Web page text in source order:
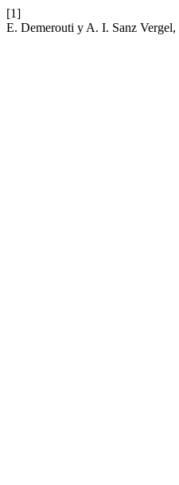
[1]
E. Demerouti y A. I. Sanz